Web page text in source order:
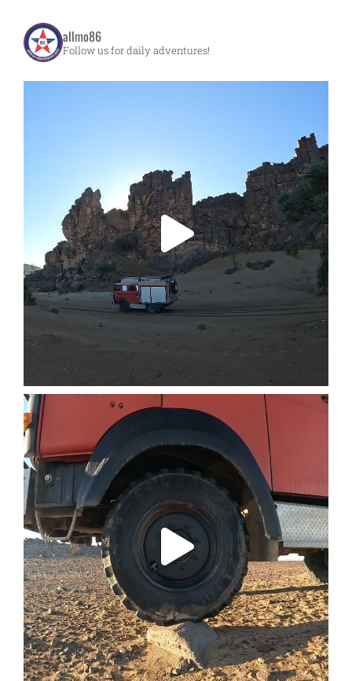
allmo86
Follow us for daily adventures!